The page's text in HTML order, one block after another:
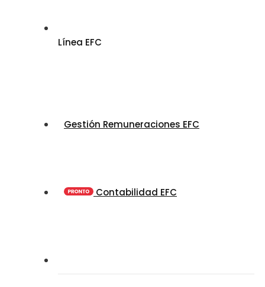
Línea EFC
Gestión Remuneraciones EFC
Contabilidad EFC